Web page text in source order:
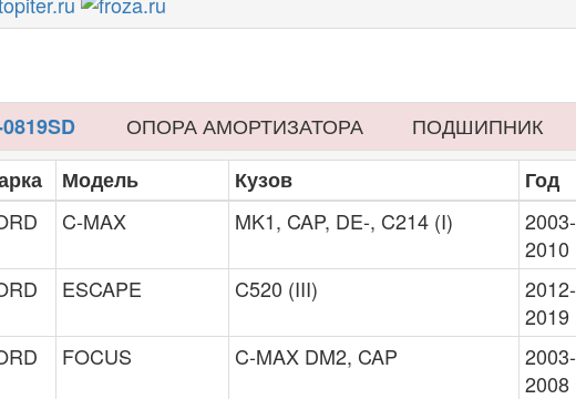
ОПОРА АМОРТИЗАТОРА ПОДШИПНИК
Модель Кузов
Год
C-MAX MK1, CAP, DE-, C214 (I)
2003-
2010
ESCAPE C520 (III)
2012-
2019
FOCUS C-MAX DM2, CAP
2003-
2008